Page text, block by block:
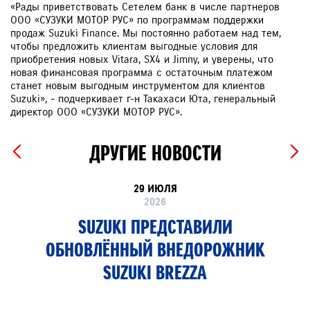
«Рады приветствовать Сетелем банк в числе партнеров
ООО «СУЗУКИ МОТОР РУС» по программам поддержки
продаж Suzuki Finance. Мы постоянно работаем над тем,
чтобы предложить клиентам выгодные условия для
приобретения новых Vitara, SX4 и Jimny, и уверены, что
новая финансовая программа с остаточным платежом
станет новым выгодным инструментом для клиентов
Suzuki», - подчеркивает г-н Такахаси Юта, генеральный
директор ООО «СУЗУКИ МОТОР РУС».
ДРУГИЕ НОВОСТИ
29 ИЮЛЯ
2026
SUZUKI ПРЕДСТАВИЛИ
ОБНОВЛЁННЫЙ ВНЕДОРОЖНИК
SUZUKI BREZZA